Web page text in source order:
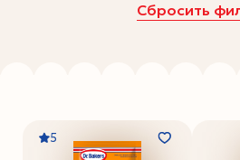
Сбросить
5